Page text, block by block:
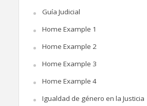
Guía Judicial
Home Example 1
Home Example 2
Home Example 3
Home Example 4
Igualdad de género en la Justicia